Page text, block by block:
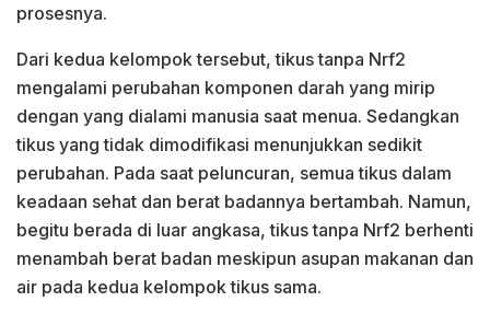
prosesnya.
Dari kedua kelompok tersebut, tikus tanpa Nrf2
mengalami perubahan komponen darah yang mirip
dengan yang dialami manusia saat menua. Sedangkan
tikus yang tidak dimodifikasi menunjukkan sedikit
perubahan. Pada saat peluncuran, semua tikus dalam
keadaan sehat dan berat badannya bertambah. Namun,
begitu berada di luar angkasa, tikus tanpa Nrf2 berhenti
menambah berat badan meskipun asupan makanan dan
air pada kedua kelompok tikus sama.